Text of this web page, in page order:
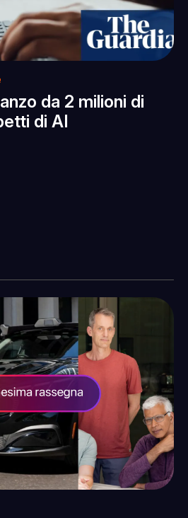
da 2 milioni di
di AI